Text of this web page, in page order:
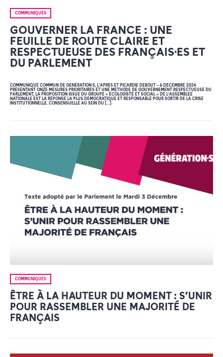
COMMUNIQUÉS
GOUVERNER LA FRANCE : UNE
FEUILLE DE ROUTE CLAIRE ET
RESPECTUEUSE DES FRANÇAIS·ES ET
DU PARLEMENT
COMMUNIQUÉ COMMUN DE GÉNÉRATION·S, L’APRÈS ET PICARDIE DEBOUT – 6 DÉCEMBRE 2024
PRÉSENTANT ONZE MESURES PRIORITAIRES ET UNE MÉTHODE DE GOUVERNEMENT RESPECTUEUSE DU
PARLEMENT, LA PROPOSITION ISSUE DU GROUPE « ÉCOLOGISTE ET SOCIAL » DE L’ASSEMBLÉE
NATIONALE EST LA RÉPONSE LA PLUS DÉMOCRATIQUE ET RESPONSABLE POUR SORTIR DE LA CRISE
INSTITUTIONNELLE. CONSENSUELLE AU SEIN DU […]
COMMUNIQUÉS
ÊTRE À LA HAUTEUR DU MOMENT : S’UNIR
POUR RASSEMBLER UNE MAJORITÉ DE
FRANÇAIS